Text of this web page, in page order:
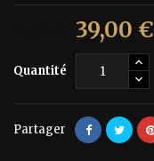
39,00 €
Quantité
Partager